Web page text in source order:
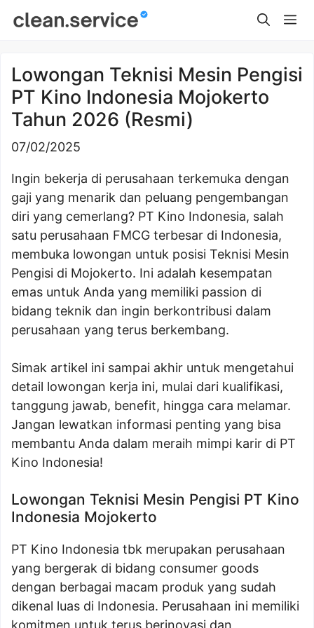
Lowongan Teknisi Mesin Pengisi
PT Kino Indonesia Mojokerto
Tahun 2026 (Resmi)
07/02/2025
Ingin bekerja di perusahaan terkemuka dengan
gaji yang menarik dan peluang pengembangan
diri yang cemerlang? PT Kino Indonesia, salah
satu perusahaan FMCG terbesar di Indonesia,
membuka lowongan untuk posisi Teknisi Mesin
Pengisi di Mojokerto. Ini adalah kesempatan
emas untuk Anda yang memiliki passion di
bidang teknik dan ingin berkontribusi dalam
perusahaan yang terus berkembang.
Simak artikel ini sampai akhir untuk mengetahui
detail lowongan kerja ini, mulai dari kualifikasi,
tanggung jawab, benefit, hingga cara melamar.
Jangan lewatkan informasi penting yang bisa
membantu Anda dalam meraih mimpi karir di PT
Kino Indonesia!
Lowongan Teknisi Mesin Pengisi PT Kino
Indonesia Mojokerto
PT Kino Indonesia tbk merupakan perusahaan
yang bergerak di bidang consumer goods
dengan berbagai macam produk yang sudah
dikenal luas di Indonesia. Perusahaan ini memiliki
komitmen untuk terus berinovasi dan